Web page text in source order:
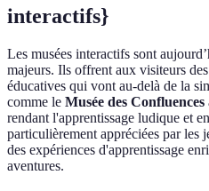
interactifs}
Les musées interactifs sont
majeurs. Ils offrent aux visiteurs
éducatives qui vont au-delà de la
comme le Musée des Confluences
rendant l'apprentissage ludique et
particulièrement appréciées par les
des expériences d'apprentissage
aventures.